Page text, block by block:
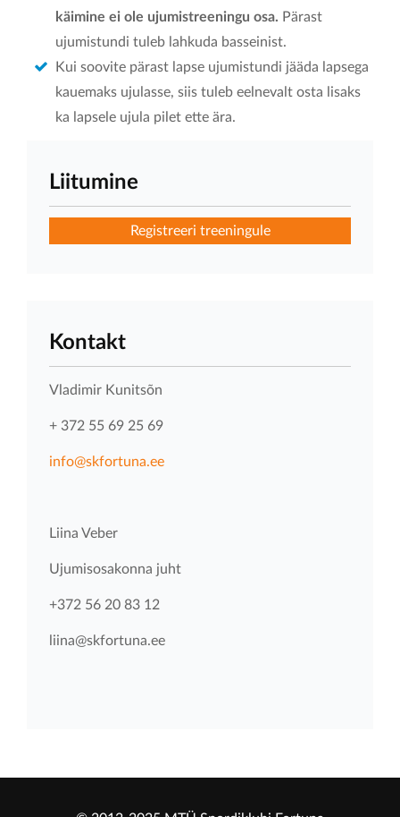
käimine ei ole ujumistreeningu osa. Pärast
ujumistundi tuleb lahkuda basseinist.
Kui soovite pärast lapse ujumistundi jääda lapsega
kauemaks ujulasse, siis tuleb eelnevalt osta lisaks
ka lapsele ujula pilet ette ära.
Liitumine
Registreeri treeningule
Kontakt
Vladimir Kunitsõn
+ 372 55 69 25 69
info@skfortuna.ee
Liina Veber
Ujumisosakonna juht
+372 56 20 83 12
liina@skfortuna.ee